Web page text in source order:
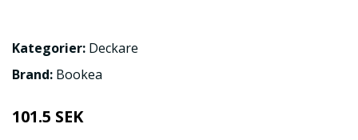
Kategorier: Deckare
Brand: Bookea
101.5 SEK